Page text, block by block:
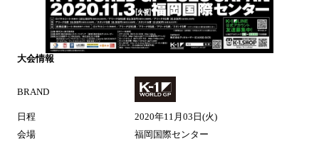
大会情報
BRAND
日程
2020年11月03日(火)
会場
福岡国際センター